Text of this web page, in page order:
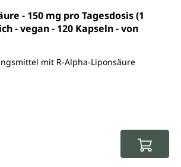
Bewertung von 4.8 von 5 Sternen
- 150 mg pro Tagesdosis (1
- vegan - 120 Kapseln - von
mit R-Alpha-Liponsäure